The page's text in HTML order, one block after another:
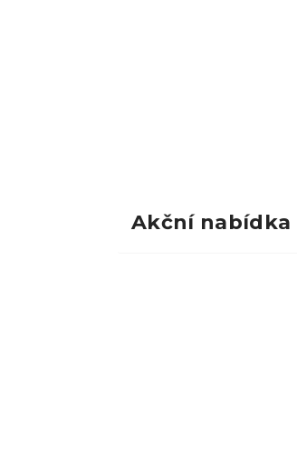
Akční nabídka